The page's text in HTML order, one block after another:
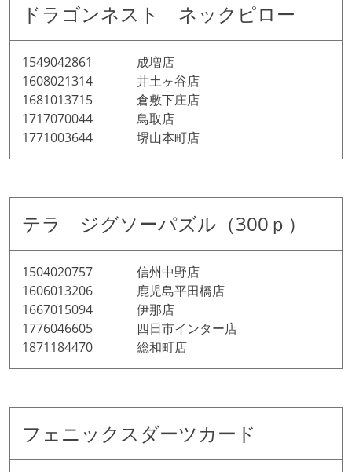
ドラゴンネスト ネックピロー
1549042861 成増店
1608021314 井土ヶ谷店
1681013715 倉敷下庄店
1717070044 鳥取店
1771003644 堺山本町店
テラ ジグソーパズル（300ｐ）
1504020757 信州中野店
1606013206 鹿児島平田橋店
1667015094 伊那店
1776046605 四日市インター店
1871184470 総和町店
フェニックスダーツカード